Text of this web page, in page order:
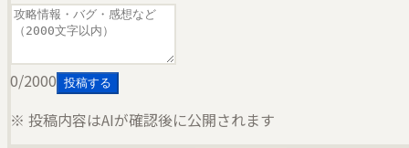
0/2000 投稿する
※ 投稿内容はAIが確認後に公開されます